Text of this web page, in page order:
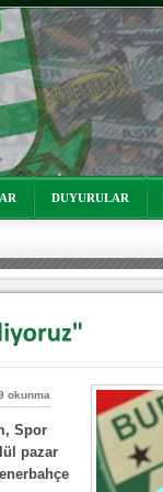
DUYURULAR
okunma
Spor
pazar